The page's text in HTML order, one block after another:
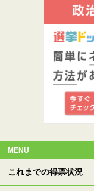
MENU
これまでの得票状況